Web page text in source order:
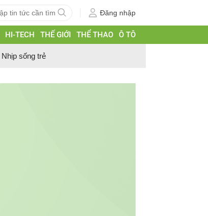
Đăng nhập
HI-TECH THẾ GIỚI THỂ THAO Ô TÔ
Nhịp sống trẻ